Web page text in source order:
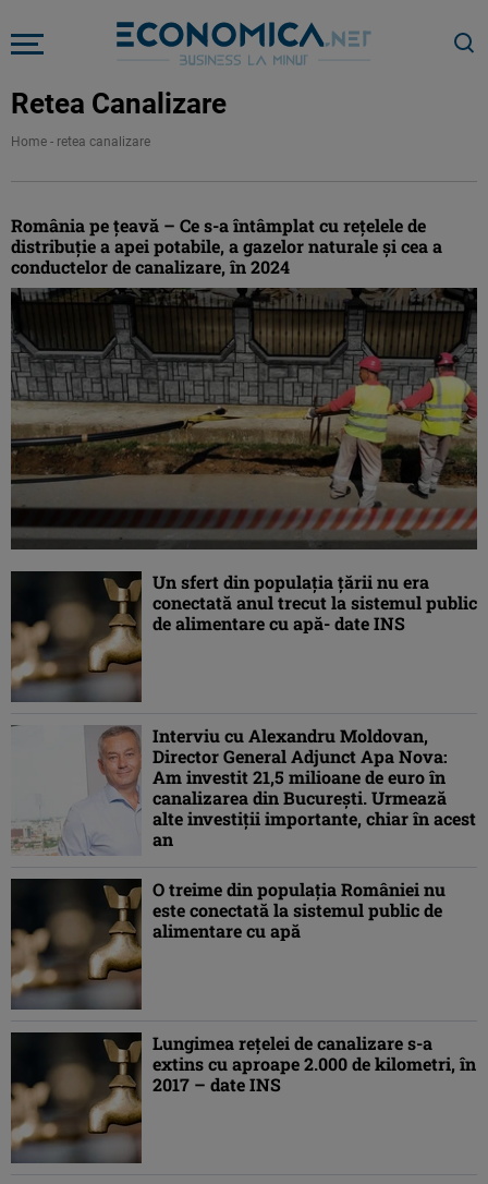
Retea Canalizare
Home - retea canalizare
România pe ţeavă – Ce s-a întâmplat cu reţelele de
distribuţie a apei potabile, a gazelor naturale şi cea a
conductelor de canalizare, în 2024
Un sfert din populaţia ţării nu era
conectată anul trecut la sistemul public
de alimentare cu apă- date INS
Interviu cu Alexandru Moldovan,
Director General Adjunct Apa Nova:
Am investit 21,5 milioane de euro în
canalizarea din Bucureşti. Urmează
alte investiţii importante, chiar în acest
an
O treime din populaţia României nu
este conectată la sistemul public de
alimentare cu apă
Lungimea reţelei de canalizare s-a
extins cu aproape 2.000 de kilometri, în
2017 – date INS